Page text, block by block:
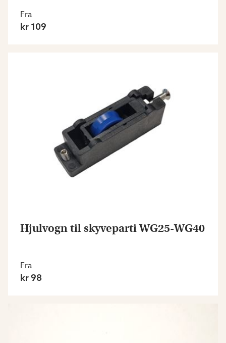
Fra
kr 109
Hjulvogn til skyveparti WG25-WG40
Fra
kr 98